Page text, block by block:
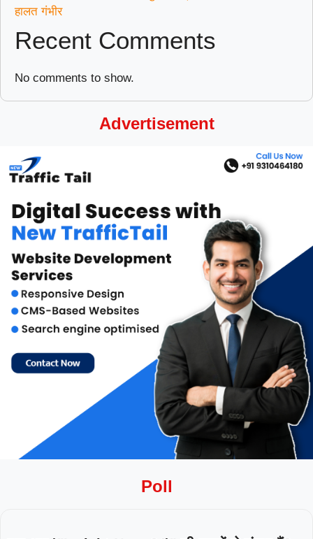
हालत गंभीर
Recent Comments
No comments to show.
Advertisement
Poll